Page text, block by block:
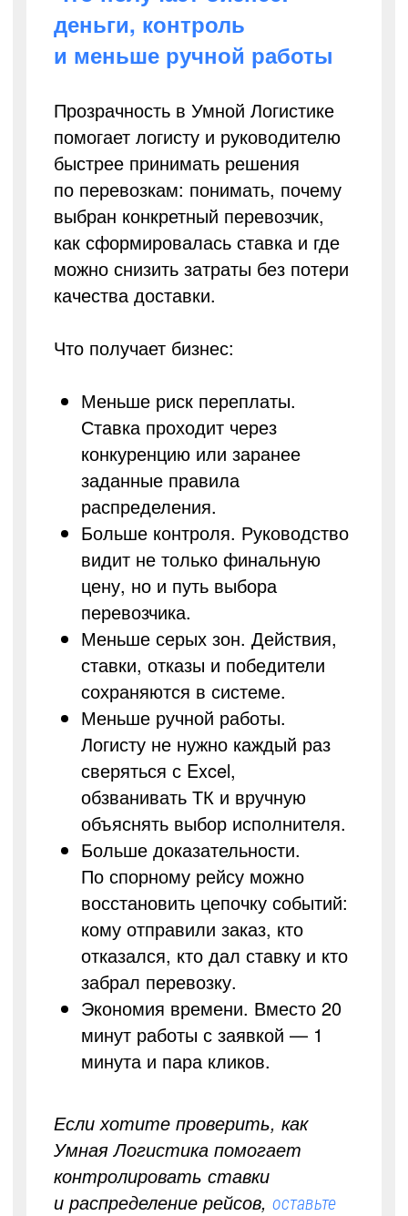
деньги, контроль
и меньше ручной работы
Прозрачность в Умной Логистике
помогает логисту и руководителю
быстрее принимать решения
по перевозкам: понимать, почему
выбран конкретный перевозчик,
как сформировалась ставка и где
можно снизить затраты без потери
качества доставки.
Что получает бизнес:
Меньше риск переплаты.
Ставка проходит через
конкуренцию или заранее
заданные правила
распределения.
Больше контроля. Руководство
видит не только финальную
цену, но и путь выбора
перевозчика.
Меньше серых зон. Действия,
ставки, отказы и победители
сохраняются в системе.
Меньше ручной работы.
Логисту не нужно каждый раз
сверяться с Excel,
обзванивать ТК и вручную
объяснять выбор исполнителя.
Больше доказательности.
По спорному рейсу можно
восстановить цепочку событий:
кому отправили заказ, кто
отказался, кто дал ставку и кто
забрал перевозку.
Экономия времени. Вместо 20
минут работы с заявкой — 1
минута и пара кликов.
Если хотите проверить, как
Умная Логистика помогает
контролировать ставки
и распределение рейсов, оставьте